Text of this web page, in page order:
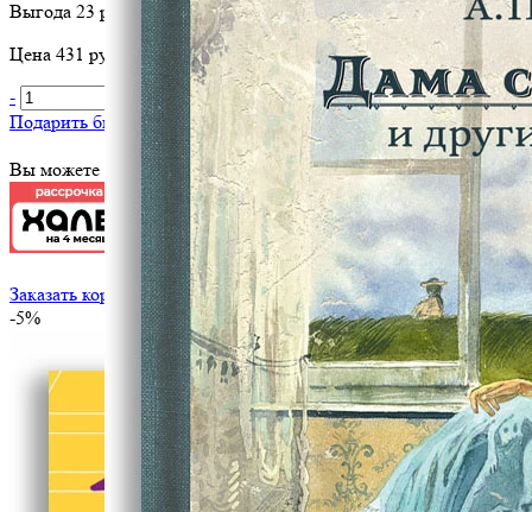
Выгода 23 руб.
Цена 431 руб. за 1 шт
-
+ В корзину
Подарить библиотеке?
Вы можете оплатить эту книгу картой
Заказать корпоративный тираж
-5%